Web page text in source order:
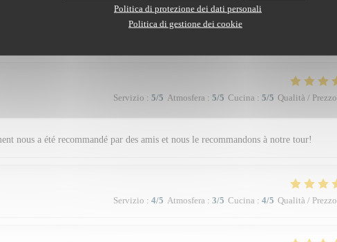
Politica di protezione dei dati personali
Politica di gestione dei cookie
Vraiment top. Je recommande.
Servizio : 5/5 Atmosfera : 5/5 Cucina : 5/5 Qualità / Prezzo
nous a été recommandé par des amis et nous le recommandons à notre tour!
Servizio : 4/5 Atmosfera : 3/5 Cucina : 4/5 Qualità / Prezzo